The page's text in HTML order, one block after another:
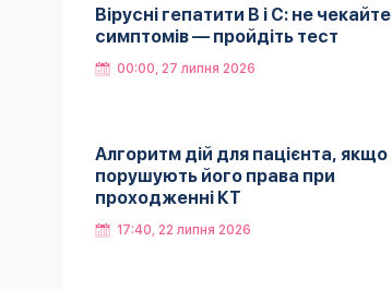
Вірусні гепатити B і C: не чекайте
симптомів — пройдіть тест
00:00, 27 липня 2026
Алгоритм дій для пацієнта, якщо
порушують його права при
проходженні КТ
17:40, 22 липня 2026